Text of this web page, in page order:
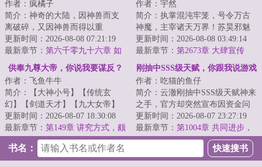
作者：疯橘子
简介：神奇的大陆，因神兽而支
离破碎，又因神兽而得以重
生！！各方势力追寻多年的重宝
出世，一场腥风血雨...
更新时间：2026-08-08 07:21:19
最新章节： 第六千零九十六章 如
何面对
作者：宇然
简介：执掌混沌牢笼，号令万古
神魔，主宰诸天万界！苏昊邪魅
地笑道：“哥也想低调啊，可实力
它不允许啊！...
更新时间：2026-08-08 03:49:14
最新章节： 第2673章 大肆宣传
供奉九尊大帝，你说我要谋反？
作者：飞鱼牛牛
简介：【大神小号】【传统玄
幻】【剑道天才】【九大女帝】
大乾王朝少年将军，叶玄，身怀
五大至宝，遭莫须...
更新时间：2026-08-07 18:30:08
最新章节： 第149章 讲究方式，颇
刚抽中SSS级天赋，你跟我说游戏
停服
作者：吃猫的鱼仔
简介：云澈刚抽中SSS级天赋神来
之手，官方却突然宣布因资金问
题，游戏将无限期停服。再次睁
开双眼，他惊...
更新时间：2026-08-07 23:27:19
最新章节： 第1004章 共同进步，
丹尊藏丹密室
书名：